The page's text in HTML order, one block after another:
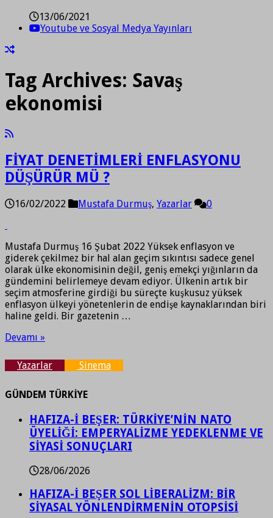
13/06/2021
Youtube ve Sosyal Medya Yayınları
Tag Archives: Savaş
ekonomisi
FİYAT DENETİMLERİ ENFLASYONU
DÜŞÜRÜR MÜ ?
16/02/2022 Mustafa Durmuş, Yazarlar 0
Mustafa Durmuş 16 Şubat 2022 Yüksek enflasyon ve
giderek çekilmez bir hal alan geçim sıkıntısı sadece genel
olarak ülke ekonomisinin değil, geniş emekçi yığınların da
gündemini belirlemeye devam ediyor. Ülkenin artık bir
seçim atmosferine girdiği bu süreçte kuşkusuz yüksek
enflasyon ülkeyi yönetenlerin de endişe kaynaklarından biri
haline geldi. Bir gazetenin …
Devamı »
Yazarlar Sinema
GÜNDEM TÜRKİYE
HAFIZA-İ BEŞER: TÜRKİYE’NİN NATO
ÜYELİĞİ: EMPERYALİZME YEDEKLENME VE
SİYASİ SONUÇLARI
28/06/2026
HAFIZA-İ BEŞER SOL LİBERALİZM: BİR
SİYASAL YÖNLENDİRMENİN OTOPSİSİ